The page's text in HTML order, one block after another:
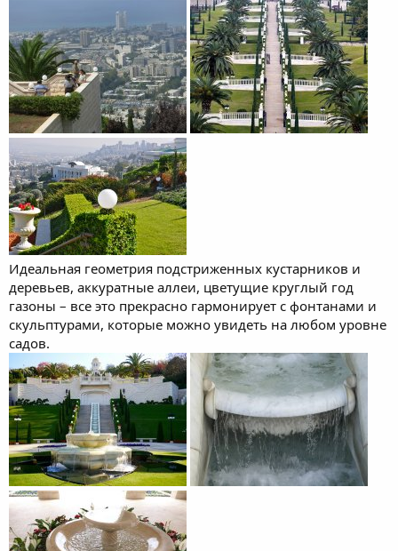
Идеальная геометрия подстриженных кустарников и
деревьев, аккуратные аллеи, цветущие круглый год
газоны – все это прекрасно гармонирует с фонтанами и
скульптурами, которые можно увидеть на любом уровне
садов.